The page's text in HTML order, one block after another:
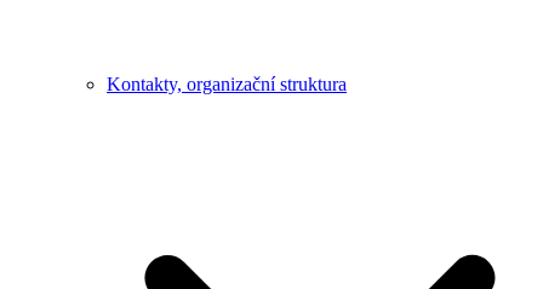
Kontakty, organizační struktura